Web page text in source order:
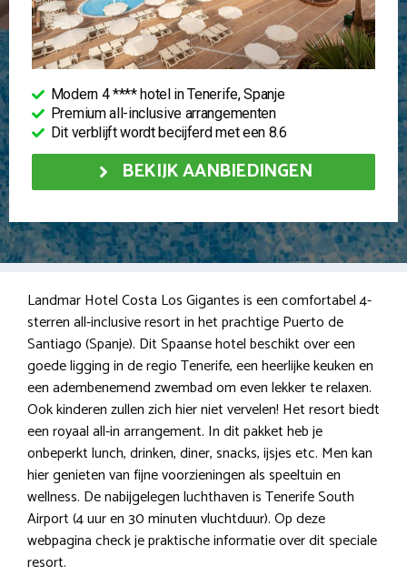
Modern 4 **** hotel in Tenerife, Spanje
Premium all-inclusive arrangementen
Dit verblijft wordt becijferd met een 8.6
BEKIJK AANBIEDINGEN
Landmar Hotel Costa Los Gigantes is een comfortabel 4-
sterren all-inclusive resort in het prachtige Puerto de
Santiago (Spanje). Dit Spaanse hotel beschikt over een
goede ligging in de regio Tenerife, een heerlijke keuken en
een adembenemend zwembad om even lekker te relaxen.
Ook kinderen zullen zich hier niet vervelen! Het resort biedt
een royaal all-in arrangement. In dit pakket heb je
onbeperkt lunch, drinken, diner, snacks, ijsjes etc. Men kan
hier genieten van fijne voorzieningen als speeltuin en
wellness. De nabijgelegen luchthaven is Tenerife South
Airport (4 uur en 30 minuten vluchtduur). Op deze
webpagina check je praktische informatie over dit speciale
resort.